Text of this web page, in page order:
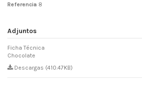
Referencia 8
Adjuntos
Ficha Técnica
Chocolate
Descargas (410.47KB)